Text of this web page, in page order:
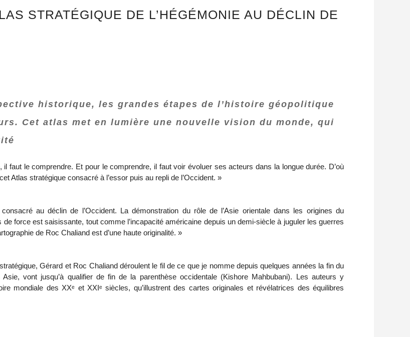
STRATÉGIQUE DE L’HÉGÉMONIE AU DÉCLIN DE
historique, les grandes étapes de l’histoire géopolitique
Cet atlas met en lumière une nouvelle vision du monde, qui
faut le comprendre. Et pour le comprendre, il faut voir évoluer ses acteurs dans la longue durée. D’où
Atlas stratégique consacré à l’essor puis au repli de l’Occident. »
au déclin de l’Occident. La démonstration du rôle de l’Asie orientale dans les origines du
force est saisissante, tout comme l’incapacité américaine depuis un demi-siècle à juguler les guerres
de Roc Chaliand est d’une haute originalité. »
Gérard et Roc Chaliand déroulent le fil de ce que je nomme depuis quelques années la fin du
vont jusqu’à qualifier de fin de la parenthèse occidentale (Kishore Mahbubani). Les auteurs y
mondiale des XXᵉ et XXIᵉ siècles, qu’illustrent des cartes originales et révélatrices des équilibres